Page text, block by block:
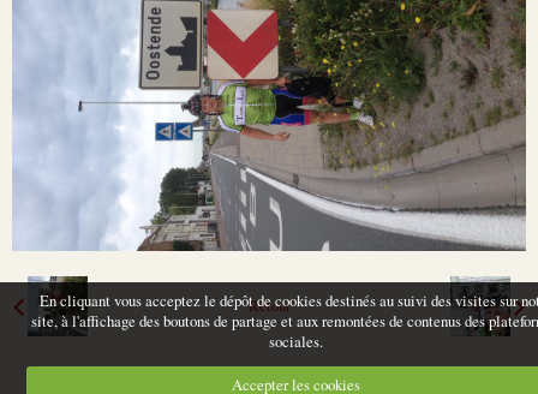
Retour
En cliquant vous acceptez le dépôt de cookies destinés au suivi des visites sur
site, à l'affichage des boutons de partage et aux remontées de contenus des
sociales.
Accepter les cookies